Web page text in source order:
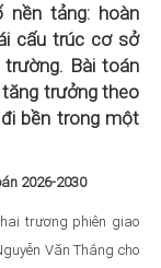
nền tảng: hoàn
cấu trúc cơ sở
Bài toán
trưởng theo
bền trong một
2026-2030
trương phiên giao
Văn Thắng cho